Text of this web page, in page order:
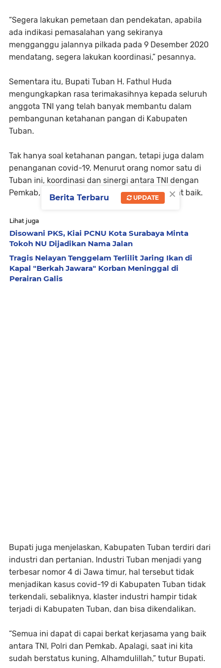
“Segera lakukan pemetaan dan pendekatan, apabila
ada indikasi pemasalahan yang sekiranya
mengganggu jalannya pilkada pada 9 Desember 2020
mendatang, segera lakukan koordinasi,” pesannya.
Sementara itu, Bupati Tuban H. Fathul Huda
mengungkapkan rasa terimakasihnya kepada seluruh
anggota TNI yang telah banyak membantu dalam
pembangunan ketahanan pangan di Kabupaten
Tuban.
Tak hanya soal ketahanan pangan, tetapi juga dalam
penanganan covid-19. Menurut orang nomor satu di
Tuban ini, koordinasi dan sinergi antara TNI dengan
Pemkab, juga Polri telah terjalin dengan sangat baik.
Lihat juga
Disowani PKS, Kiai PCNU Kota Surabaya Minta
Tokoh NU Dijadikan Nama Jalan
Tragis Nelayan Tenggelam Terlilit Jaring Ikan di
Kapal "Berkah Jawara" Korban Meninggal di
Perairan Galis
Bupati juga menjelaskan, Kabupaten Tuban terdiri dari
industri dan pertanian. Industri Tuban menjadi yang
terbesar nomor 4 di Jawa timur, hal tersebut tidak
menjadikan kasus covid-19 di Kabupaten Tuban tidak
terkendali, sebaliknya, klaster industri hampir tidak
terjadi di Kabupaten Tuban, dan bisa dikendalikan.
“Semua ini dapat di capai berkat kerjasama yang baik
antara TNI, Polri dan Pemkab. Apalagi, saat ini kita
sudah berstatus kuning, Alhamdulillah,” tutur Bupati.
×
Berita Terbaru UPDATE